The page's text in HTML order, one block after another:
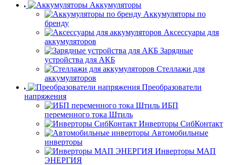
Аккумуляторы
Аккумуляторы по
бренду
Аксессуары для
аккумуляторов
Зарядные
устройства для АКБ
Стеллажи для
аккумуляторов
Преобразователи
напряжения
ИБП
переменного тока Штиль
Инверторы СибКонтакт
Автомобильные
инверторы
Инверторы МАП
ЭНЕРГИЯ